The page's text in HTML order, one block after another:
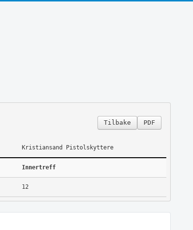
PDF
Tilbake
Kristiansand Pistolskyttere
Innertreff
12